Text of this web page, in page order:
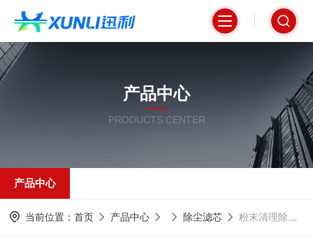
产品中心
PRODUCTS CENTER
产品中心
当前位置： 首页 产品中心 除尘滤芯 粉末清理除尘滤芯320*1000mm聚酯纤维材质